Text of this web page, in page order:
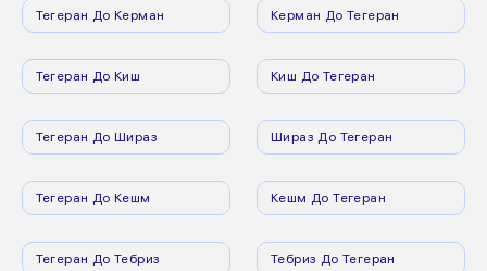
Тегеран До Керман Керман До Тегеран
Тегеран До Киш Киш До Тегеран
Тегеран До Шираз Шираз До Тегеран
Тегеран До Кешм Кешм До Тегеран
Тегеран До Тебриз Тебриз До Тегеран